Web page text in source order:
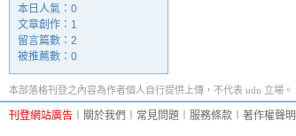
本日人氣：0
文章創作：1
留言篇數：2
被推薦數： 0
本部落格刊登之內容為作者個人自行提供上傳，不代表 udn 立場。
刊登網站廣告 關於我們 常見問題 服務條款 著作權聲明